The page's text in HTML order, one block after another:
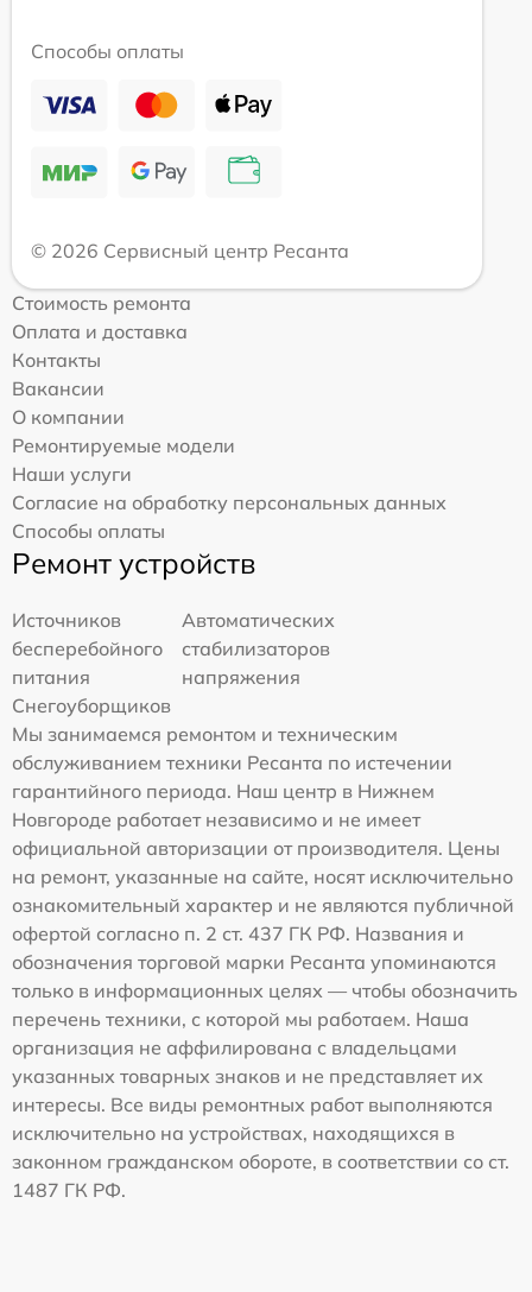
Способы оплаты
© 2026 Сервисный центр Ресанта
Стоимость ремонта
Оплата и доставка
Контакты
Вакансии
О компании
Ремонтируемые модели
Наши услуги
Согласие на обработку персональных данных
Способы оплаты
Ремонт устройств
Источников
бесперебойного
питания
Автоматических
стабилизаторов
напряжения
Снегоуборщиков
Мы занимаемся ремонтом и техническим
обслуживанием техники Ресанта по истечении
гарантийного периода. Наш центр в Нижнем
Новгороде работает независимо и не имеет
официальной авторизации от производителя. Цены
на ремонт, указанные на сайте, носят исключительно
ознакомительный характер и не являются публичной
офертой согласно п. 2 ст. 437 ГК РФ. Названия и
обозначения торговой марки Ресанта упоминаются
только в информационных целях — чтобы обозначить
перечень техники, с которой мы работаем. Наша
организация не аффилирована с владельцами
указанных товарных знаков и не представляет их
интересы. Все виды ремонтных работ выполняются
исключительно на устройствах, находящихся в
законном гражданском обороте, в соответствии со ст.
1487 ГК РФ.